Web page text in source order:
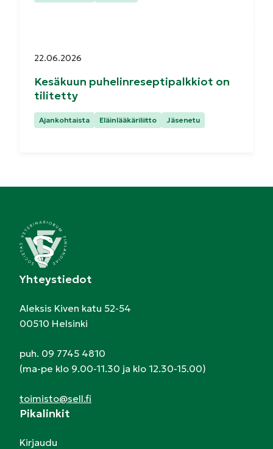
Julkaistu:
22.06.2026
Kesäkuun puhelinreseptipalkkiot on
tilitetty
Kategoriat:
Ajankohtaista Eläinlääkäriliitto Jäsenetu
Yhteystiedot
Aleksis Kiven katu 52-54
00510 Helsinki
puh. 09 7745 4810
(ma-pe klo 9.00-11.30 ja klo 12.30-15.00)
toimisto@sell.fi
Pikalinkit
Kirjaudu